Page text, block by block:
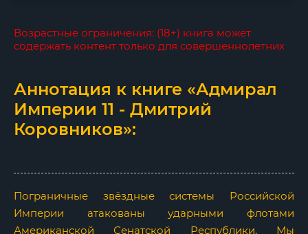
Возрастные ограничения: (18+) книга может
содержать контент только для совершеннолетних
Аннотация к книге «Адмирал
Империи 11 - Дмитрий
Коровников»:
Пограничные звёздные системы Российской
Империи атакованы ударными флотами
Американской Сенатской Республики. Мы